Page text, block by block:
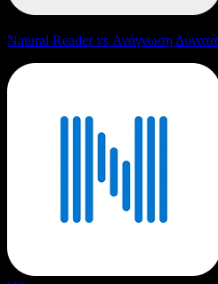
Natural Reader vs Ανάγνωση Δυνατά